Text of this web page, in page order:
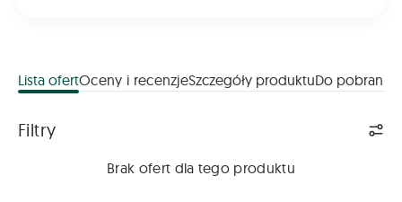
Lista ofertOceny i recenzjeSzczegóły produktuDo pobrania
Filtry
Brak ofert dla tego produktu